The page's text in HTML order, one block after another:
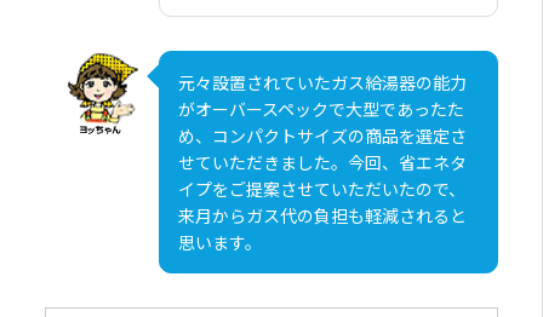
元々設置されていたガス給湯器の能力
がオーバースペックで大型であったた
め、コンパクトサイズの商品を選定さ
せていただきました。今回、省エネタ
イプをご提案させていただいたので、
来月からガス代の負担も軽減されると
思います。